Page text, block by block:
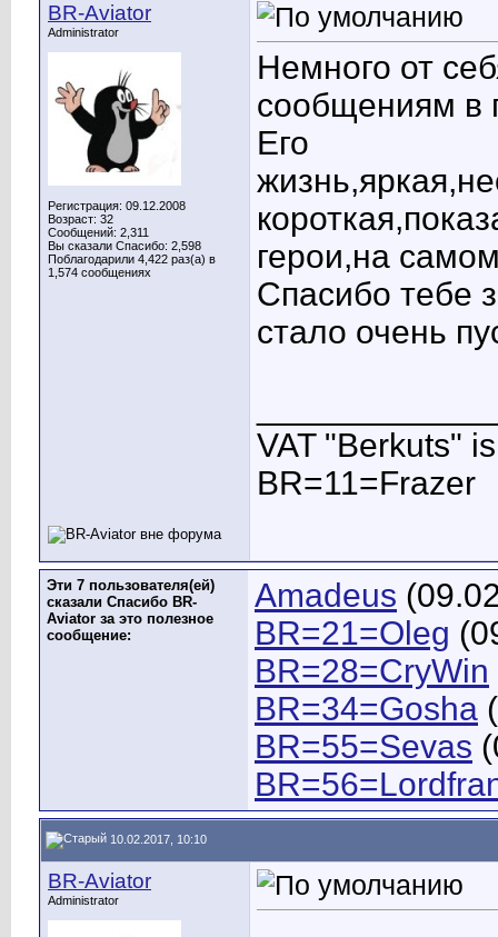
BR-Aviator
Administrator
Регистрация: 09.12.2008
Возраст: 32
Сообщений: 2,311
Вы сказали Спасибо: 2,598
Поблагодарили 4,422 раз(а) в
1,574 сообщениях
Немного от
сообщениям в
Его
герои,на
Спасибо тебе
стало очень
VAT "Berkuts"
BR=11=Frazer
Эти 7 пользователя(ей)
сказали Спасибо BR-
Aviator за это полезное
сообщение:
Amadeus
BR=21=Oleg
BR=28=CryWin
BR=34=Gosha
BR=55=Sevas
10.02.2017, 10:10
BR-Aviator
Administrator